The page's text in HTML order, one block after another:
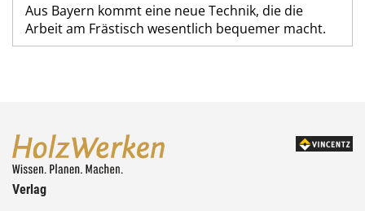
Aus Bayern kommt eine neue Technik, die die
Arbeit am Frästisch wesentlich bequemer macht.
Verlag